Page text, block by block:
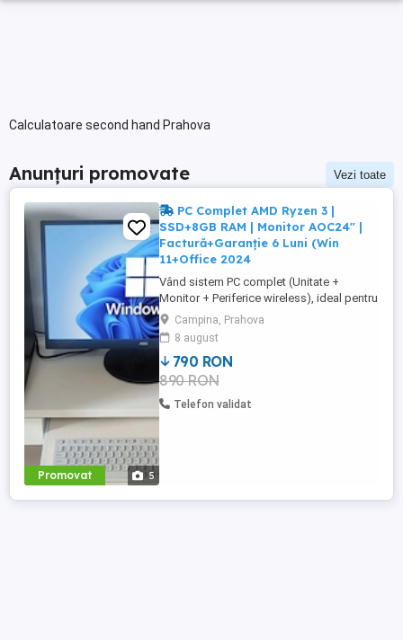
Calculatoare second hand Prahova
Anunțuri promovate Vezi toate
Promovat 5
PC Complet AMD Ryzen 3 |
SSD+8GB RAM | Monitor AOC24" |
Factură+Garanție 6 Luni (Win
11+Office 2024
Vând sistem PC complet (Unitate +
Monitor + Periferice wireless), ideal pentru
Office, Școală online, Birou sau Jocuri
populare (CS2, LoL, Roblox, Minecraft).
Sistemul este gata de utilizare (Plug &
Play), în stare impecabilă (folosit aprox. 3
ani). Se eliberează FACTURĂ și GARANȚIE
6 LUNI (emisă de ...
Campina, Prahova
8 august
790 RON
890 RON
Telefon validat